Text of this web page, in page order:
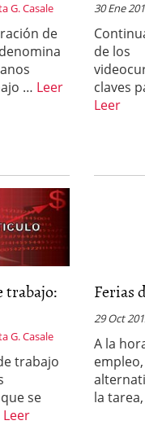
G. Casale
de
… Leer
30 Ene
de los
claves
Leer
trabajo:
G. Casale
trabajo
se
Leer
Ferias
29 Oct
A la
la